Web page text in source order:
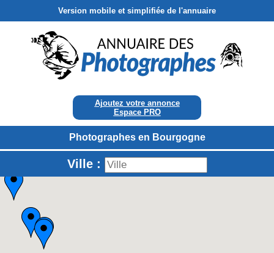
Version mobile et simplifiée de l'annuaire
Ajoutez votre annonce
Espace PRO
Photographes en Bourgogne
Ville :